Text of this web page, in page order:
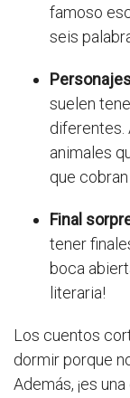
famoso
seis
suelen
diferentes.
animales
que cobran
Final
tener
boca
literaria!
Los cuentos
dormir porque
Además, ¡es